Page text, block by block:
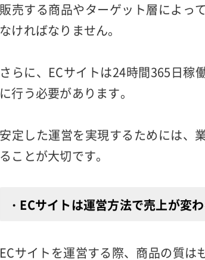
楽天市場やAmazonなどのECモー
shopifyなど
販売する商品やターゲット層によっ
なければなりません。
さらに、ECサイトは24時間365日稼
に行う必要があります。
安定した運営を実現するためには、